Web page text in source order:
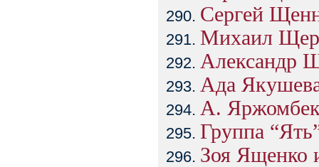
Сергей
Михаил
Александр
Ада
А.
Группа
Зоя Ященко